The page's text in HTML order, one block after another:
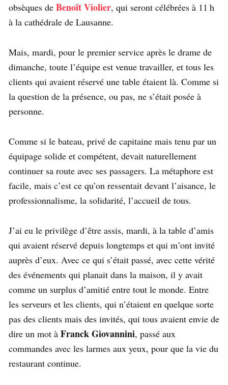
obsèques de Benoît Violier, qui seront célébrées à 11 h
à la cathédrale de Lausanne.
Mais, mardi, pour le premier service après le drame de
dimanche, toute l’équipe est venue travailler, et tous les
clients qui avaient réservé une table étaient là. Comme si
la question de la présence, ou pas, ne s’était posée à
personne.
Comme si le bateau, privé de capitaine mais tenu par un
équipage solide et compétent, devait naturellement
continuer sa route avec ses passagers. La métaphore est
facile, mais c’est ce qu’on ressentait devant l’aisance, le
professionnalisme, la solidarité, l’accueil de tous.
J’ai eu le privilège d’être assis, mardi, à la table d’amis
qui avaient réservé depuis longtemps et qui m’ont invité
auprès d’eux. Avec ce qui s’était passé, avec cette vérité
des événements qui planait dans la maison, il y avait
comme un surplus d’amitié entre tout le monde. Entre
les serveurs et les clients, qui n’étaient en quelque sorte
pas des clients mais des invités, qui tous avaient envie de
dire un mot à Franck Giovannini, passé aux
commandes avec les larmes aux yeux, pour que la vie du
restaurant continue.